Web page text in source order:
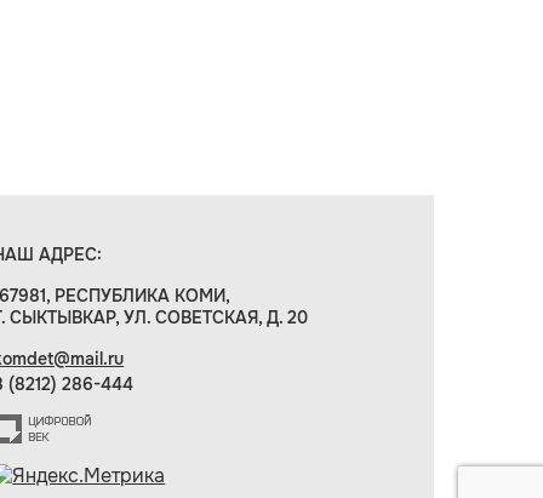
АДРЕС:
РЕСПУБЛИКА КОМИ,
СЫКТЫВКАР, УЛ. СОВЕТСКАЯ, Д. 20
(8212) 286-444